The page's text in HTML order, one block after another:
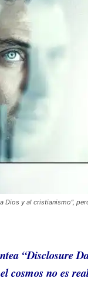
Dios y al cristianismo”,
“Disclosure
cosmos no es